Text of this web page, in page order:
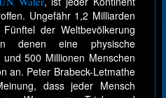
Ungefähr 1,2 Milliarden
der Weltbevölkerung
denen eine physische
500 Millionen Menschen
an. Peter Brabeck-Letmathe
dass jeder Mensch